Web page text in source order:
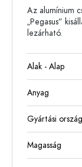
Az alumínium
„Pegasus”
lezárható.
Alak - Alap
Anyag
Gyártási ország
Magasság